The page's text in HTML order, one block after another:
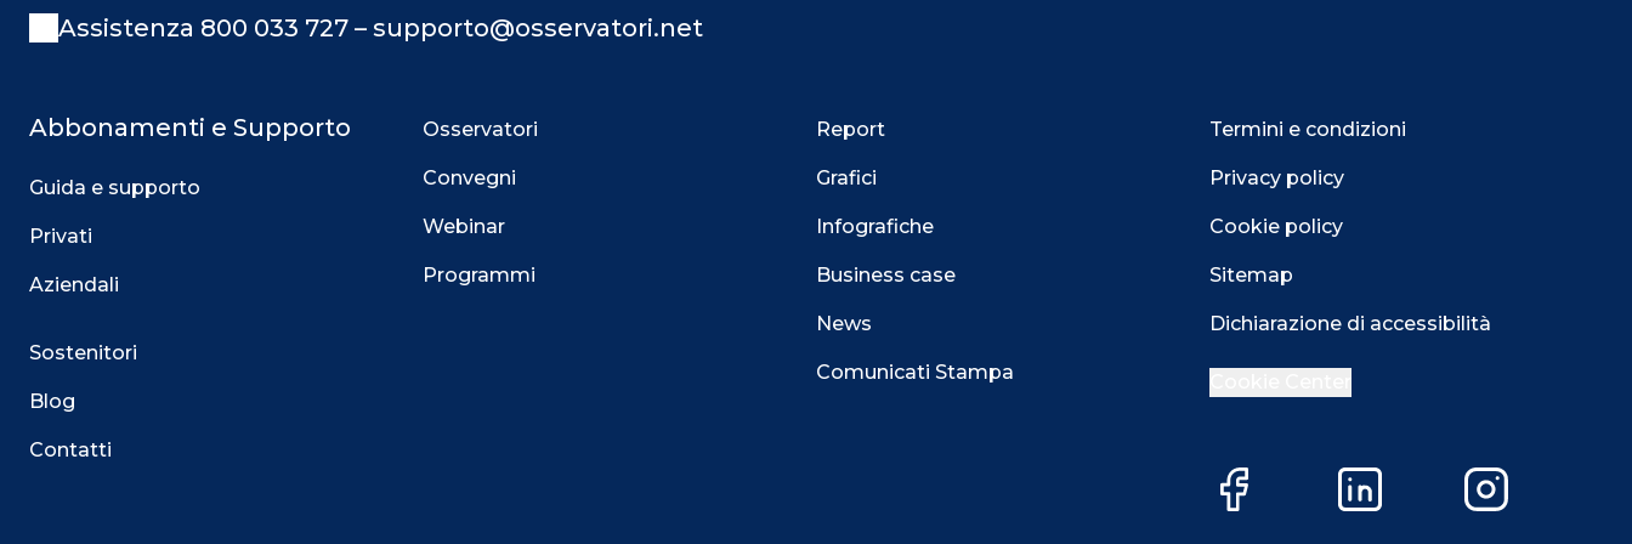
Assistenza 800 033 727 – supporto@osservatori.net
Abbonamenti e Supporto
Guida e supporto
Privati
Aziendali
Sostenitori
Blog
Contatti
Osservatori
Convegni
Webinar
Programmi
Report
Grafici
Infografiche
Business case
News
Comunicati Stampa
Termini e condizioni
Privacy policy
Cookie policy
Sitemap
Dichiarazione di accessibilità
Facebook LinkedIn Instagram